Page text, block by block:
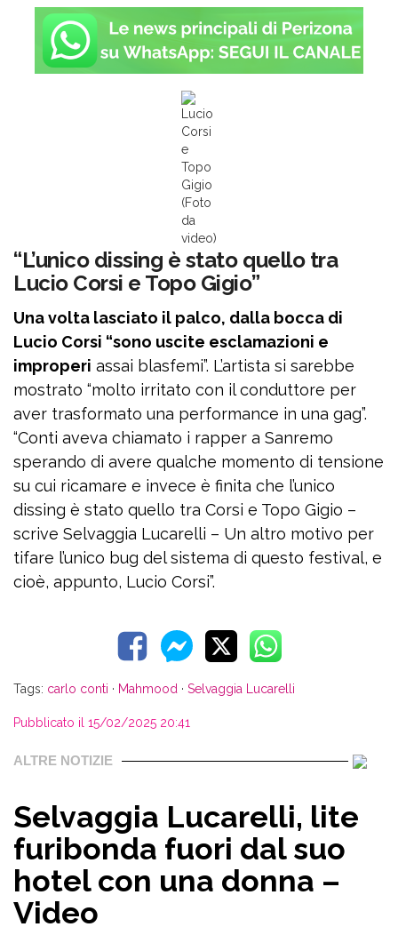
Lucio
Corsi
e
Topo
Gigio
(Foto
da
video)
“L’unico dissing è stato quello tra
Lucio Corsi e Topo Gigio”
Una volta lasciato il palco, dalla bocca di
Lucio Corsi “sono uscite esclamazioni e
improperi assai blasfemi”. L’artista si sarebbe
mostrato “molto irritato con il conduttore per
aver trasformato una performance in una gag”.
“Conti aveva chiamato i rapper a Sanremo
sperando di avere qualche momento di tensione
su cui ricamare e invece è finita che l’unico
dissing è stato quello tra Corsi e Topo Gigio –
scrive Selvaggia Lucarelli – Un altro motivo per
tifare l’unico bug del sistema di questo festival, e
cioè, appunto, Lucio Corsi”.
Tags: carlo conti · Mahmood · Selvaggia Lucarelli
Pubblicato il 15/02/2025 20:41
ALTRE NOTIZIE
Selvaggia Lucarelli, lite
furibonda fuori dal suo
hotel con una donna –
Video